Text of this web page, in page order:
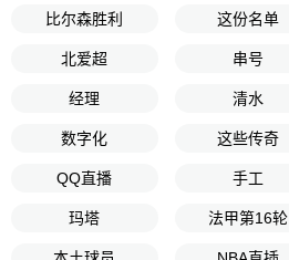
比尔森胜利 这份名单
北爱超 串号
经理 清水
数字化 这些传奇
QQ直播 手工
玛塔 法甲第16轮